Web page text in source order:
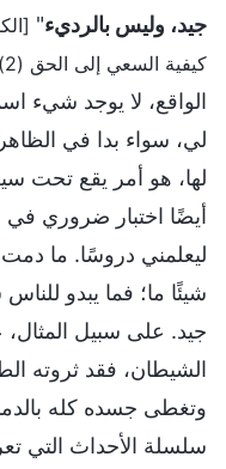
جيد، وليس بالرديء"
كيفية السعي إلى الحق (2)]
الواقع، لا يوجد شيء
لي، سواء بدا في
لها، هو أمر يقع تحت
أيضًا اختبار ضروري في
ليعلمني دروسًا. ما
شيئًا ما؛ فما يبدو
جيد. على سبيل المثال،
الشيطان، فقد ثروته
وتغطى جسده كله
سلسلة الأحداث التي